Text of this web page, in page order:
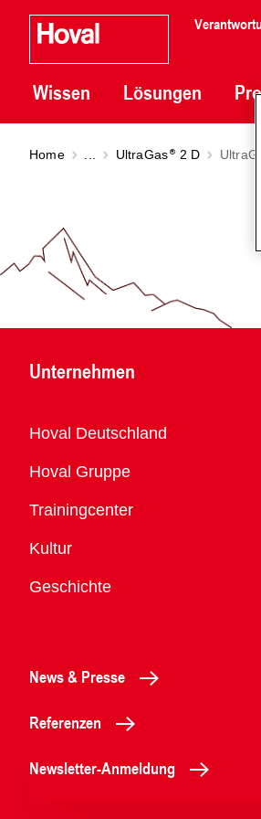
Wissen Lösungen
Home UltraGas 2 D
Unternehmen
Übersicht
Hoval Deutschland
Hoval Gruppe
Trainingcenter
Kultur
Geschichte
News & Presse
Referenzen
Newsletter-Anmeldung